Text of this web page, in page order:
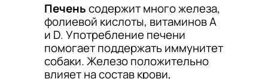
Печеньсодержит много железа,
фолиевой кислоты, витаминов A
и D. Употребление печени
помогает поддержать иммунитет
собаки. Железо положительно
влияет на состав крови,